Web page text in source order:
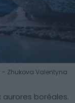
Zhukova Valentyna
aurores boréales.